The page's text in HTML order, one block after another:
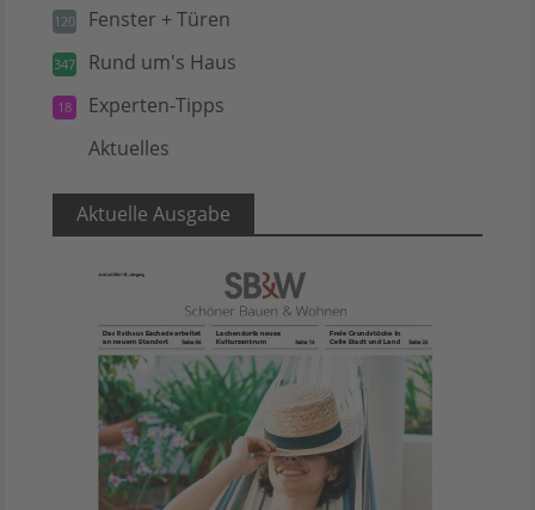
120 Fenster + Türen
347 Rund um's Haus
18 Experten-Tipps
Aktuelles
Aktuelle Ausgabe